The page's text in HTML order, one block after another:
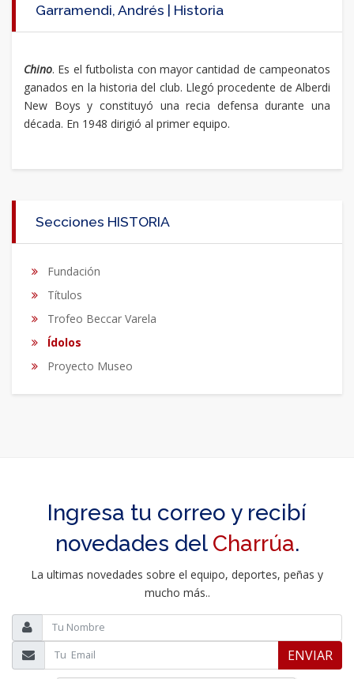
Garramendi, Andrés | Historia
Chino. Es el futbolista con mayor cantidad de campeonatos
ganados en la historia del club. Llegó procedente de Alberdi
New Boys y constituyó una recia defensa durante una
década. En 1948 dirigió al primer equipo.
Secciones HISTORIA
Fundación
Títulos
Trofeo Beccar Varela
Ídolos
Proyecto Museo
Ingresa tu correo y recibí
novedades del Charrúa.
La ultimas novedades sobre el equipo, deportes, peñas y
mucho más..
ENVIAR